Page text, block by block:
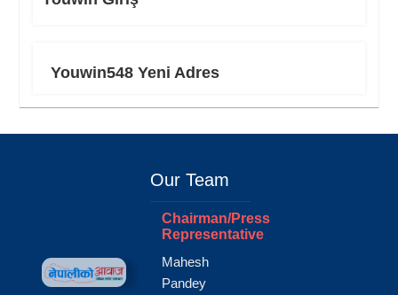
Youwin548 Yeni Adres
Our Team
Chairman/Press
Representative
Mahesh
Pandey